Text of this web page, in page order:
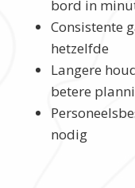
bord in
Consistente
hetzelfde
Langere
betere
nodig